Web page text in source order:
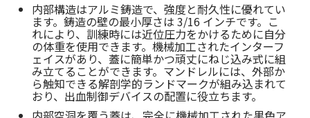
内部構造はアルミ鋳造で、強度と耐久性に優れてい
ます。鋳造の壁の最小厚さは 3/16 インチです。こ
れにより、訓練時には近位圧力をかけるために自分
の体重を使用できます。機械加工されたインターフ
ェイスがあり、蓋に簡単かつ頑丈にねじ込み式に組
み立てることができます。マンドレルには、外部か
ら触知できる解剖学的ランドマークが組み込まれて
おり、出血制御デバイスの配置に役立ちます。